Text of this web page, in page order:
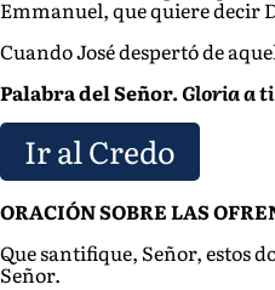
Emmanuel, que quiere decir
Cuando José despertó de
Palabra del Señor.Gloria a
Ir al Credo
ORACIÓN SOBRE LAS
Que santifique, Señor, estos
Señor.